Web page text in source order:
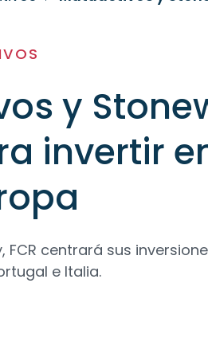
y
invertir
FCR centrará sus
e Italia.